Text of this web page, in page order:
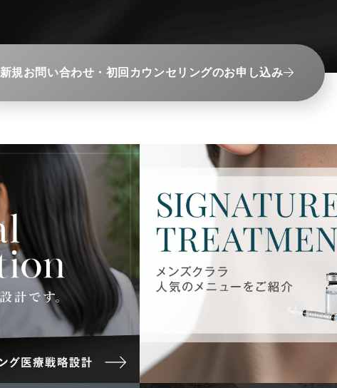
新規お問い合わせ・初回カウンセリングのお申し込み